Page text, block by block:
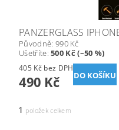
PANZERGLASS
Původně: 990 Kč
Ušetříte:500 Kč (–50 %)
405 Kč bez DPH
490 Kč
1 položek celkem